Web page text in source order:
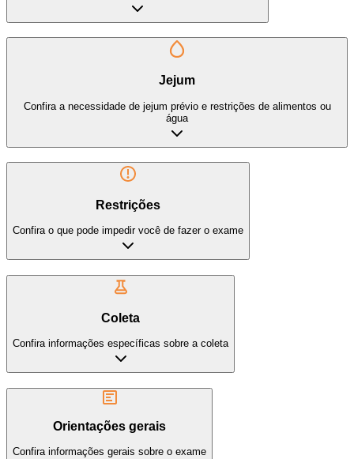
Jejum
Confira a necessidade de jejum prévio e restrições de alimentos ou
água
Restrições
Confira o que pode impedir você de fazer o exame
Coleta
Confira informações específicas sobre a coleta
Orientações gerais
Confira informações gerais sobre o exame